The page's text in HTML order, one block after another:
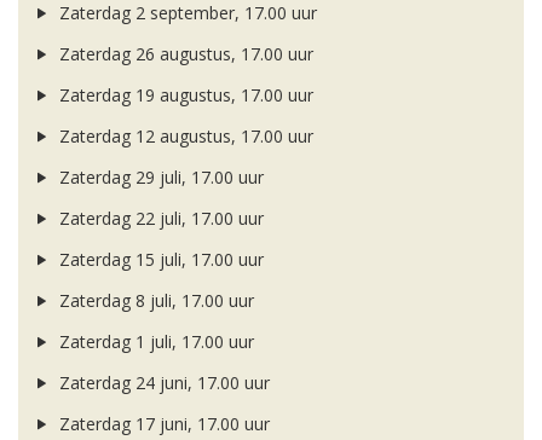
Zaterdag 2 september, 17.00 uur
Zaterdag 26 augustus, 17.00 uur
Zaterdag 19 augustus, 17.00 uur
Zaterdag 12 augustus, 17.00 uur
Zaterdag 29 juli, 17.00 uur
Zaterdag 22 juli, 17.00 uur
Zaterdag 15 juli, 17.00 uur
Zaterdag 8 juli, 17.00 uur
Zaterdag 1 juli, 17.00 uur
Zaterdag 24 juni, 17.00 uur
Zaterdag 17 juni, 17.00 uur